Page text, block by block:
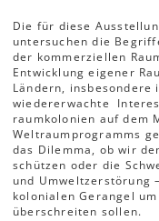
Die für diese
untersuchen die
der kommerziellen
Ent­wicklung eigener
Ländern, insbesondere
wiedererwachte
raumkolonien auf dem
Weltraumprogramms
das Dilemma, ob wir
schützen oder die
und Umwelt­zerstörung
kolonialen Gerangel
überschreiten sollen.